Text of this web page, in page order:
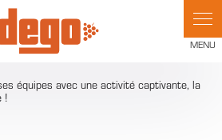
équipes avec une activité captivante, la
!